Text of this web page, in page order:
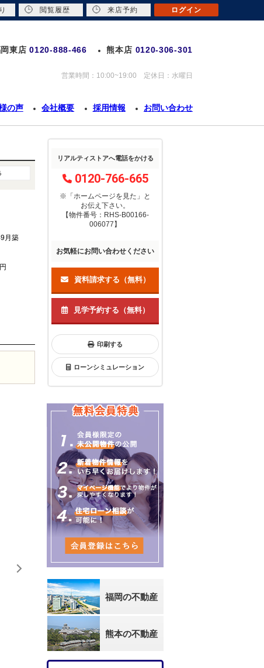
東店 0120-888-466 熊本店 0120-306-301
営業時間：10:00~19:00 定休日：水曜日
の声 会社概要 採用情報 お問い合わせ
月築
リアルティストアへ電話をかける
0120-766-665
※「ホームページを見た」
と
お伝え下さい。
【物件番号：RHS-B00166-
006077】
お気軽にお問い合わせください
資料請求する（無料）
見学予約する（無料）
印刷する
ローンシミュレーション
福岡の不動産
熊本の不動産
閲覧履歴 来店予約 ログイン